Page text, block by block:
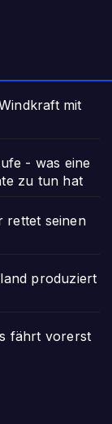
mit
- was eine
zu tun hat
rettet seinen
produziert
fährt vorerst